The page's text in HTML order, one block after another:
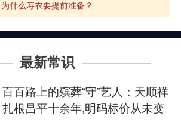
为什么寿衣要提前准备？
最新常识
百百路上的殡葬“守”艺人：天顺祥
扎根昌平十余年,明码标价从未变